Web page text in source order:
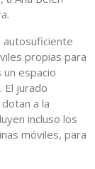
propias para
espacio
El jurado
a la
incluso los
móviles, para